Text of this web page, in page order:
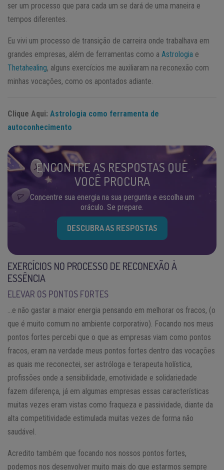
ser um processo que para cada um se dará de uma maneira e
tempos diferentes.
Eu vivi um processo de transição de carreira onde trabalhava em
grandes empresas, além de ferramentas como a Astrologia e
Thetahealing, alguns exercícios me auxiliaram na reconexão com
minhas vocações, como os apontados adiante.
Clique Aqui: Astrologia como ferramenta de
autoconhecimento
ENCONTRE AS RESPOSTAS QUE
VOCÊ PROCURA
Concentre sua energia na sua pergunta e escolha um
oráculo. Se prepare.
DESCUBRA AS RESPOSTAS
EXERCÍCIOS NO PROCESSO DE RECONEXÃO À
ESSÊNCIA
ELEVAR OS PONTOS FORTES
…e não gastar a maior energia pensando em melhorar os fracos, (o
que é muito comum no ambiente corporativo). Focando nos meus
pontos fortes percebi que o que as empresas viam como pontos
fracos, eram na verdade meus pontos fortes dentro das vocações
as quais me reconectei, ser astróloga e terapeuta holística,
profissões onde a sensibilidade, emotividade e solidariedade
fazem diferença, já em algumas empresas essas características
muitas vezes eram vistas como fraqueza e passividade, diante da
alta competitividade estimulada muitas vezes de forma não
saudável.
Acredito também que focando nos nossos pontos fortes,
podemos nos desenvolver muito mais do que estarmos sempre